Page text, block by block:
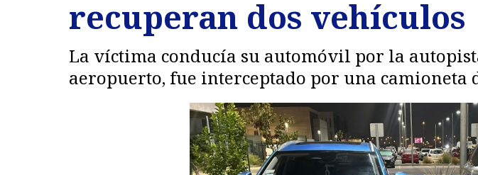
recuperan dos vehículos
La víctima conducía su automóvil por la
aeropuerto, fue interceptado por una camioneta